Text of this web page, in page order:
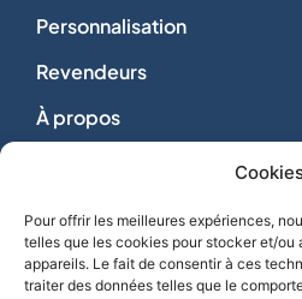
Pour offrir les meilleures expériences,
telles que les cookies pour stocker et/ou
appareils. Le fait de consentir à ces
traiter des données telles que le
Personnalisation
Revendeurs
À propos